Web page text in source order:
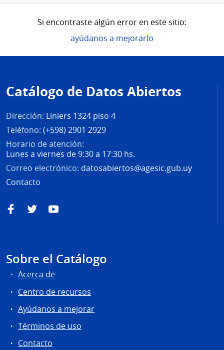
Si encontraste algún error en este sitio:
ayúdanos a mejorarlo
de
página
Catálogo de Datos Abiertos
Dirección: Liniers 1324 piso 4
Teléfono: (+598) 2901 2929
Horario de atención:
Lunes a viernes de 9:30 a 17:30 hs.
Correo electrónico: datosabiertos@agesic.gub.uy
Contacto
FacebookTwitterYouTube
Sobre el Catálogo
Acerca de
Centro de recursos
Ayúdanos a mejorar
Términos de uso
Contacto